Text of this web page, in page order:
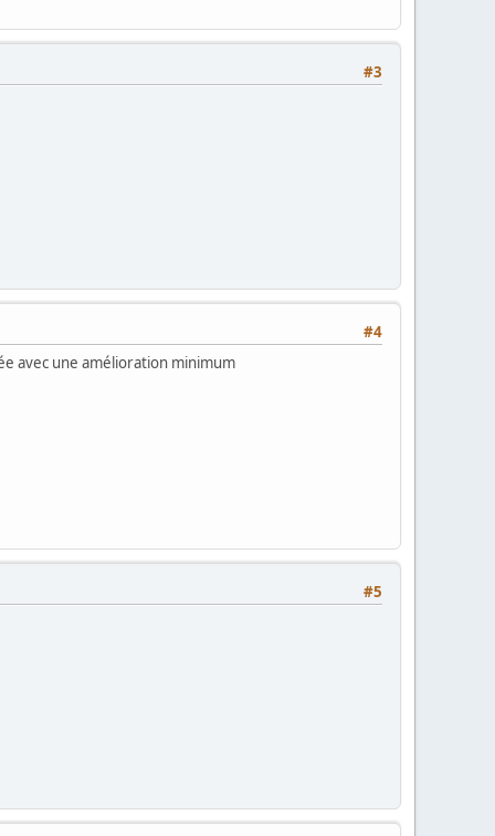
#3
#4
avec une amélioration minimum
#5